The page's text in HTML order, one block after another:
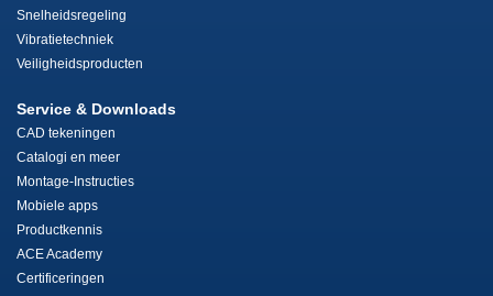
Snelheidsregeling
Vibratietechniek
Veiligheidsproducten
Service & Downloads
CAD tekeningen
Catalogi en meer
Montage-Instructies
Mobiele apps
Productkennis
ACE Academy
Certificeringen